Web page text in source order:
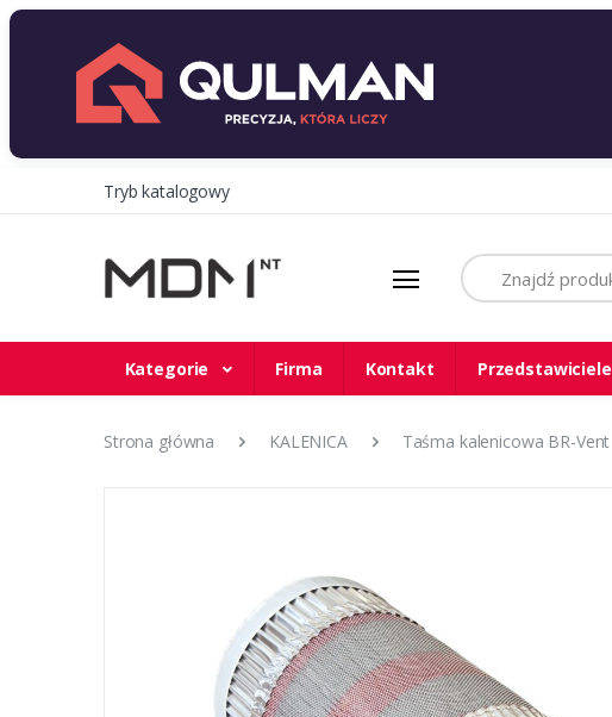
Tryb katalogowy
Szukaj
Kategorie Firma Kontakt Przedstawiciele
Strona główna KALENICA Taśma kalenicowa BR-Vent